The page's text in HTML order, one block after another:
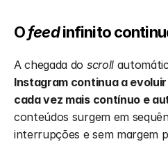
O feed infinito
A chegada do scroll
Instagram continua a
cada vez mais contínuo e
conteúdos surgem em
interrupções e sem margem